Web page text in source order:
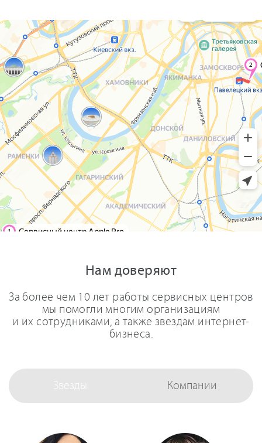
Нам доверяют
За более чем 10 лет работы сервисных центров
мы помогли многим организациям
и их сотрудниками, а также звездам интернет-
бизнеса.
Звезды Компании